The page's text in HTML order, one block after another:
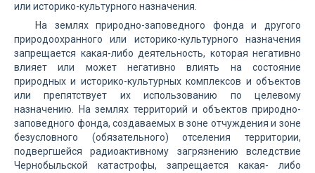
или историко-культурного назначения.
На землях природно-заповедного фонда и другого
природоохранного или историко-культурного назначения
запрещается какая-либо деятельность, которая негативно
влияет или может негативно влиять на состояние
природных и историко-культурных комплексов и объектов
или препятствует их использованию по целевому
назначению. На землях территорий и объектов природно-
заповедного фонда, создаваемых в зоне отчуждения и зоне
безусловного (обязательного) отселения территории,
подвергшейся радиоактивному загрязнению вследствие
Чернобыльской катастрофы, запрещается какая- либо